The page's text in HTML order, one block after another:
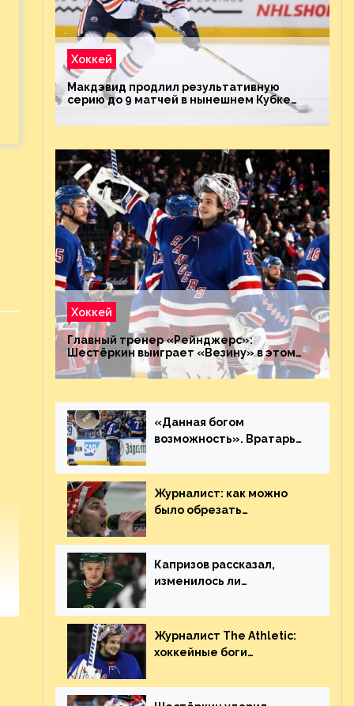
Хоккей
Макдэвид продлил результативную
серию до 9 матчей в нынешнем Кубке
Хоккей
Главный тренер «Рейнджерс»:
Шестёркин выиграет «Везину» в этом
году. Он невероятен
«Данная богом
возможность». Вратарь
о броске бутылкой в
Кадри
Журналист: как можно
было обрезать
Деанджело? Плохая
работа, ESPN
Капризов рассказал,
изменилось ли
из-за ситуации на
Украине
Журналист The Athletic:
хоккейные боги
стабильно великолепную
игру